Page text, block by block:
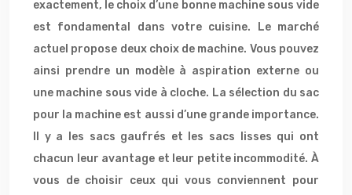
exactement, le choix d’une bonne machine sous vide
est fondamental dans votre cuisine. Le marché
actuel propose deux choix de machine. Vous pouvez
ainsi prendre un modèle à aspiration externe ou
une machine sous vide à cloche. La sélection du sac
pour la machine est aussi d’une grande importance.
Il y a les sacs gaufrés et les sacs lisses qui ont
chacun leur avantage et leur petite incommodité. À
vous de choisir ceux qui vous conviennent pour